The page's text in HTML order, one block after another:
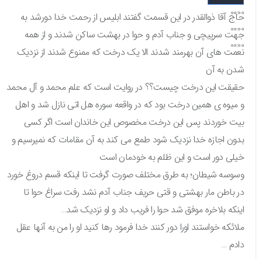
00:00
00:00
00:00
حاج آقا ذوالقدر در این قسمت گفتند ابلیس از رحمت خدا دورشد به
جهت سرپیچی و جناب آدم و حوا در بهشت ساکن شدند و از همه
نعمت های آن بهرمند شدند الا یک درخت که ممنوع شدند از نزدیک
شدن به آن
حقیقت این درخت چیست؟؟ در روایت است که علم محمد و آل محمد
و میوه ی همین درخت بود که در واقعه سوره هل اتی نازل شد و اهل
بیت خوردند پس این درخت مخصوص این خاندان است اگر کسی
بدون اجازه خدا نزدیک شود طمع می کند به آن مقامات که نمیرسیم و
خیلی دور است و این ظلم به خودمان است
وسوسه شیطان؛ به طرق مختلف صورت گرفت تا اینکه قسم دروغ خورد
در باطن مار بهشتی و قتی حریف جناب آدم نشد رفت سراغ حوا تا
اینکه بلاخره موفق شد حوا را فریب داد و او نزدیک شد…
ملائکه خواستند اورا دور کنند خدا فرمود رها کنید او را من به آنها عقل
دادم …